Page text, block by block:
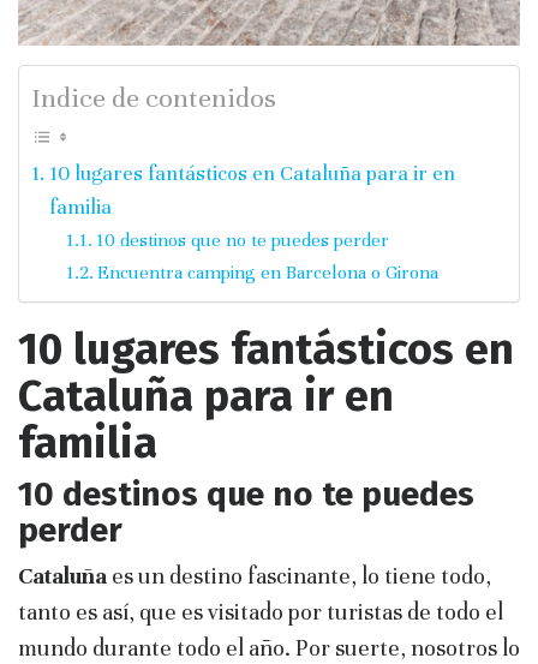
Indice de contenidos
10 lugares fantásticos en Cataluña para ir en
familia
10 destinos que no te puedes perder
Encuentra camping en Barcelona o Girona
10 lugares fantásticos en
Cataluña para ir en
familia
10 destinos que no te puedes
perder
Cataluña es un destino fascinante, lo tiene todo,
tanto es así, que es visitado por turistas de todo el
mundo durante todo el año. Por suerte, nosotros lo